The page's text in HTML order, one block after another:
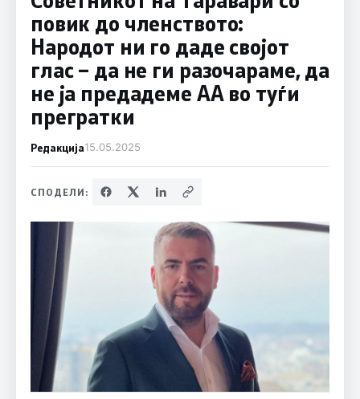
повик до членството:
Народот ни го даде својот
глас – да не ги разочараме, да
не ја предадеме АА во туѓи
прегратки
Редакција15.05.2025
СПОДЕЛИ: